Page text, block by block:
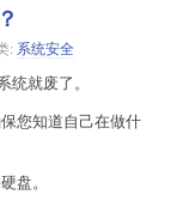
: 系统安全
就废了。
您知道自己在做什
盘。